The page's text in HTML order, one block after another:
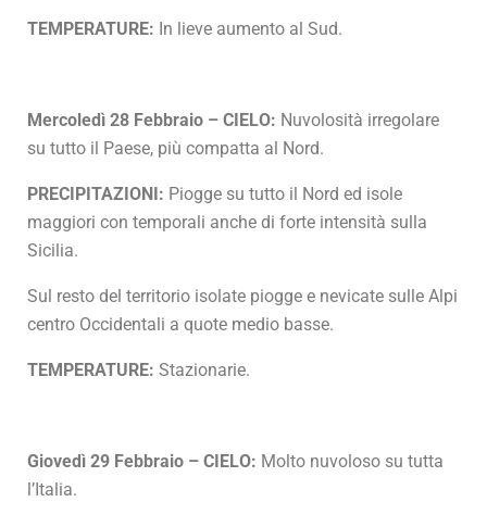
TEMPERATURE: In lieve aumento al Sud.
Mercoledì 28 Febbraio – CIELO: Nuvolosità irregolare
su tutto il Paese, più compatta al Nord.
PRECIPITAZIONI: Piogge su tutto il Nord ed isole
maggiori con temporali anche di forte intensità sulla
Sicilia.
Sul resto del territorio isolate piogge e nevicate sulle Alpi
centro Occidentali a quote medio basse.
TEMPERATURE: Stazionarie.
Giovedì 29 Febbraio – CIELO: Molto nuvoloso su tutta
l’Italia.